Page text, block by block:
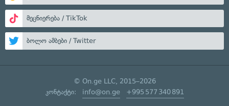
მეცნიერება / TikTok
ბოლო ამბები / Twitter
© On.ge LLC, 2015–2026
კონტაქტი: info@on.ge +995 577 340 891